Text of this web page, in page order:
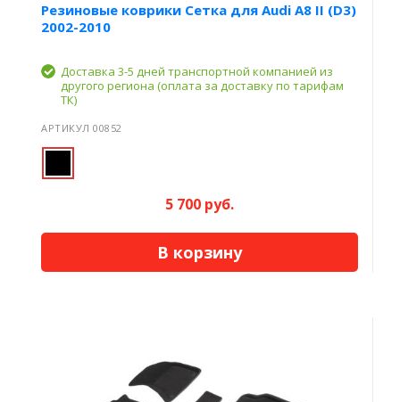
Резиновые коврики Сетка для Audi A8 II (D3)
2002-2010
Доставка 3-5 дней транспортной компанией из
другого региона (оплата за доставку по тарифам
ТК)
АРТИКУЛ 00852
5 700 руб.
В корзину